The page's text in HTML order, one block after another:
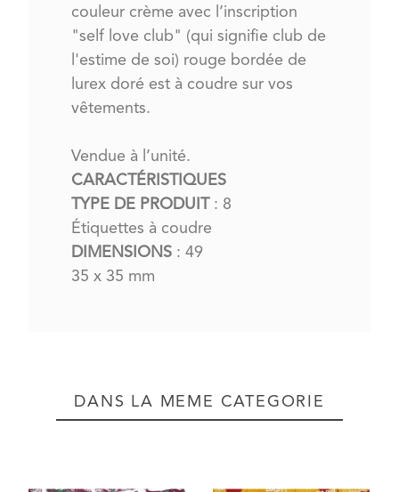
couleur crème avec l’inscription
"self love club" (qui signifie club de
l'estime de soi) rouge bordée de
lurex doré est à coudre sur vos
vêtements.
Vendue à l’unité.
CARACTÉRISTIQUES
TYPE DE PRODUIT: 8
Étiquettes à coudre
DIMENSIONS : 49
35 x 35 mm
DANS LA MÊME CATÉGORIE